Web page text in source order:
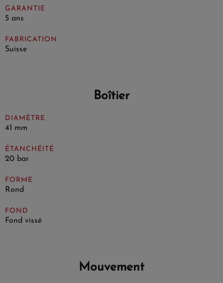
GARANTIE
5 ans
FABRICATION
Suisse
Boîtier
DIAMÈTRE
41 mm
ÉTANCHÉITÉ
20 bar
FORME
Rond
FOND
Fond vissé
Mouvement